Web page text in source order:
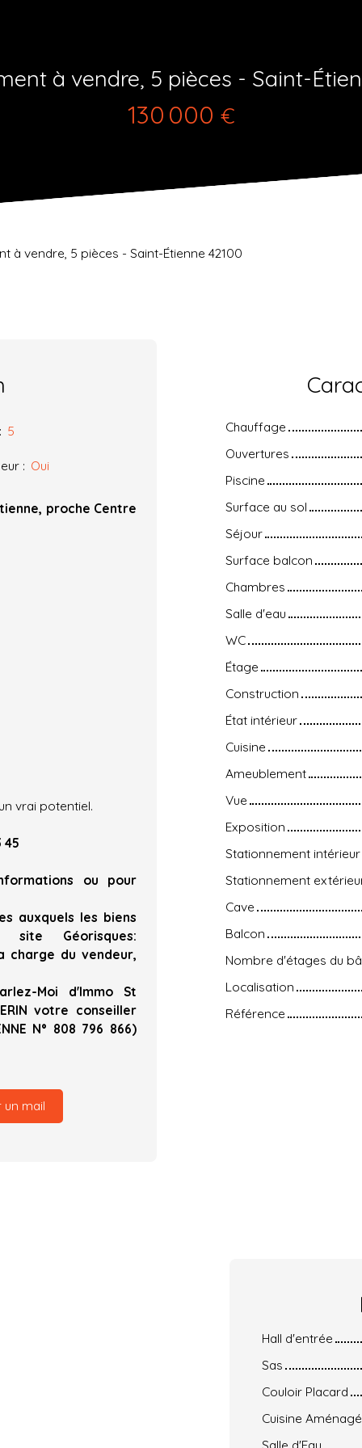
à vendre, 5 pièces - Saint-
130 000 €
à vendre, 5 pièces - Saint-Étienne 42100
5
: Oui
proche Centre
vrai potentiel.
45
ou pour
auxquels les biens
Géorisques:
charge du vendeur,
Moi d'Immo St
votre conseiller
N° 808 796 866)
un mail
Chauffage
Ouvertures
Piscine
Surface au sol
Séjour
Surface balcon
Chambres
Salle d'eau
WC
Étage
Construction
État intérieur
Cuisine
Ameublement
Vue
Exposition
Stationnement intérieur
Stationnement
Cave
Balcon
Nombre d'étages du
Localisation
Référence
Hall d'entrée
Sas
Couloir Placard
Cuisine
Salle d'Eau